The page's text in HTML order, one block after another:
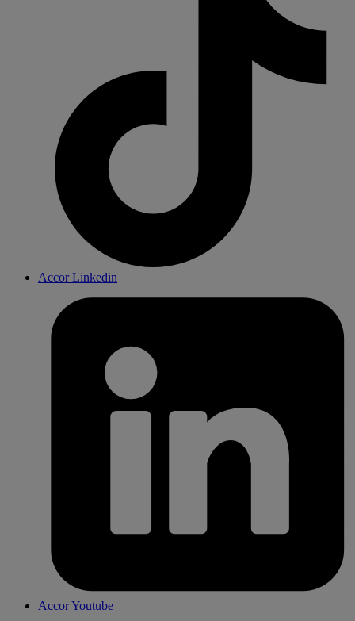
Accor Linkedin
Accor Youtube